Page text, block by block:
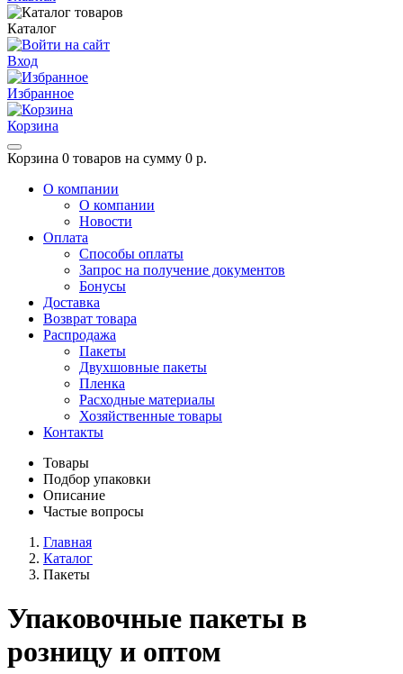
Каталог
Вход
Избранное
Корзина
Корзина 0 товаров на сумму 0 р.
О компании
О компании
Новости
Оплата
Способы оплаты
Запрос на получение документов
Бонусы
Доставка
Возврат товара
Распродажа
Пакеты
Двухшовные пакеты
Пленка
Расходные материалы
Хозяйственные товары
Контакты
Товары
Подбор упаковки
Описание
Частые вопросы
Главная
Каталог
Пакеты
Упаковочные пакеты в
розницу и оптом